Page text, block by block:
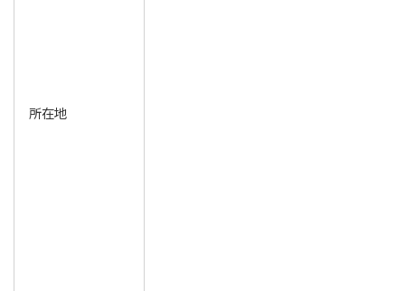
所在地